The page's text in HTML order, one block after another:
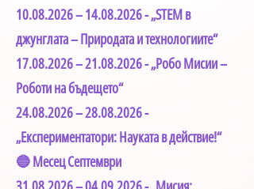
10.08.2026–14.08.2026- „STEM в
джунглата – Природата и технологиите“
17.08.2026–21.08.2026- „Робо Мисии –
Роботи на бъдещето“
24.08.2026–28.08.2026-
„Експериментатори: Науката в действие!“
🔵 Месец Септември